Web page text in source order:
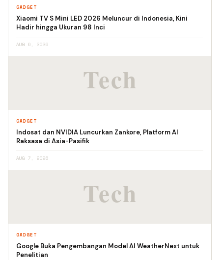
GADGET
Xiaomi TV S Mini LED 2026 Meluncur di Indonesia, Kini
Hadir hingga Ukuran 98 Inci
AUG 6, 2026
GADGET
Indosat dan NVIDIA Luncurkan Zankore, Platform AI
Raksasa di Asia-Pasifik
AUG 7, 2026
GADGET
Google Buka Pengembangan Model AI WeatherNext untuk
Penelitian